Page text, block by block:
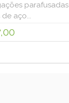
parafusadas
aço...